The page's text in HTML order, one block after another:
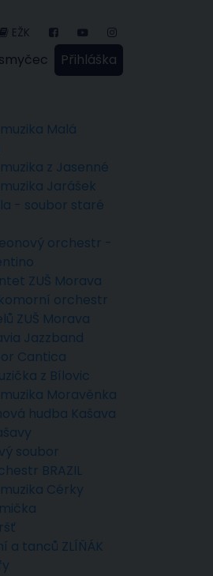
EŽK
Přihláška
Malá
z Jasenné
Jarášek
- soubor staré
orchestr -
ZUŠ Morava
orchestr
ZUŠ Morava
Jazzband
Cantica
z Bílovic
Moravěnka
hudba Kašava
soubor
BRAZIL
Cérky
a tanců ZLÍŇÁK